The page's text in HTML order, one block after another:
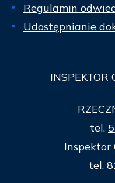
Regulamin
Udostępnianie
INSPEKTOR
tel.
Inspektor
tel.